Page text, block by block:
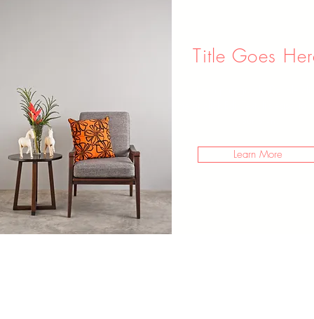
Title Goes
Learn More